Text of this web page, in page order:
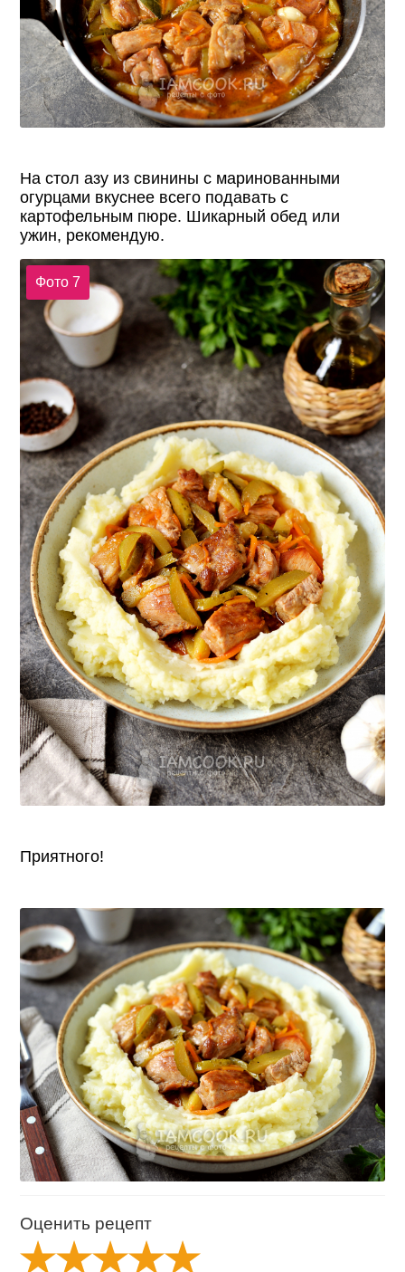
На стол азу из свинины с маринованными
огурцами вкуснее всего подавать с
картофельным пюре. Шикарный обед или
ужин, рекомендую.
Фото 7
Приятного!
Оценить рецепт